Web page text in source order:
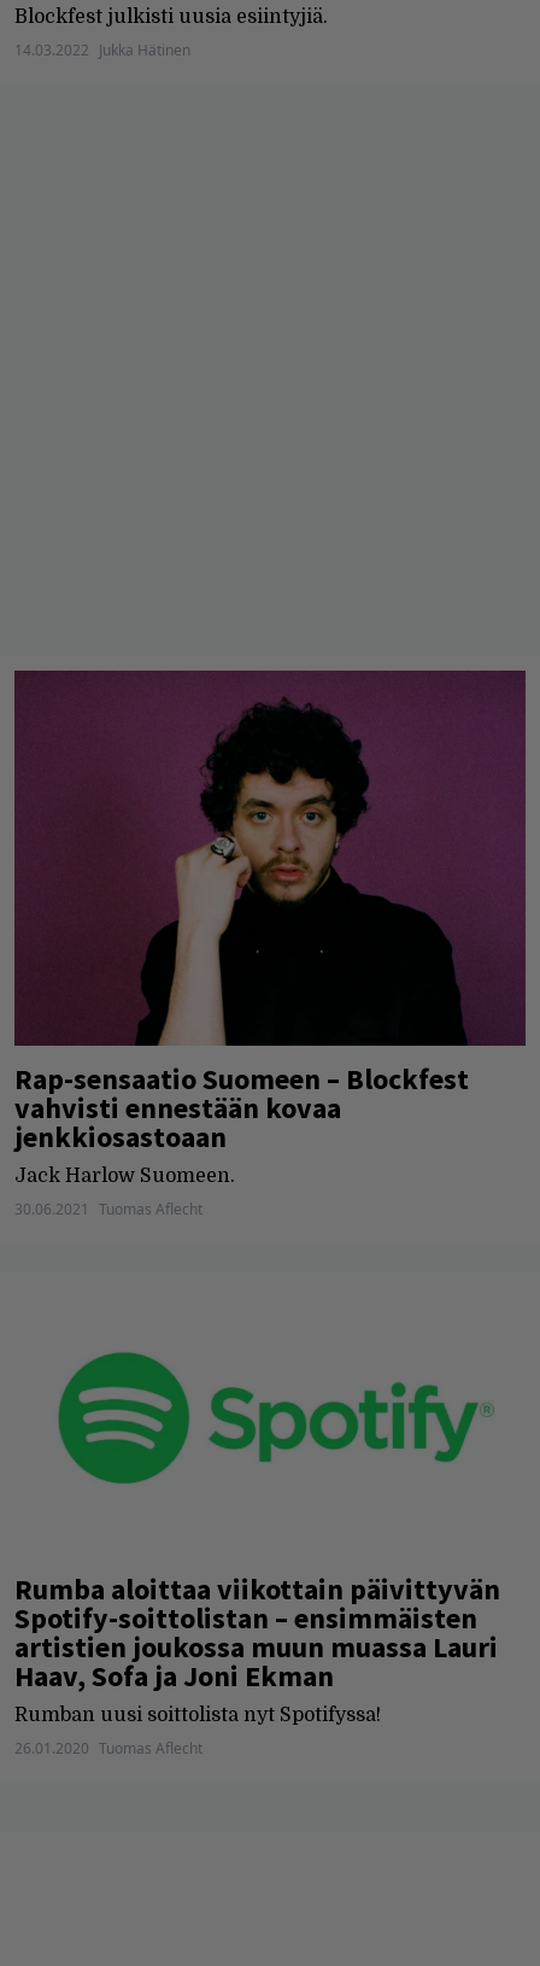
Blockfest julkisti uusia esiintyjiä.
14.03.2022 Jukka Hätinen
Rap-sensaatio Suomeen – Blockfest
vahvisti ennestään kovaa
jenkkiosastoaan
Jack Harlow Suomeen.
30.06.2021 Tuomas Aflecht
Rumba aloittaa viikottain päivittyvän
Spotify-soittolistan – ensimmäisten
artistien joukossa muun muassa Lauri
Haav, Sofa ja Joni Ekman
Rumban uusi soittolista nyt Spotifyssa!
26.01.2020 Tuomas Aflecht